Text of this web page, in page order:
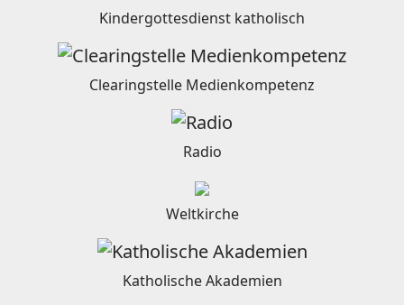
Kindergottesdienst katholisch
Clearingstelle Medienkompetenz
Radio
Weltkirche
Katholische Akademien